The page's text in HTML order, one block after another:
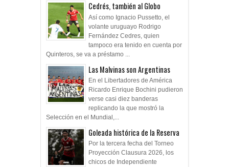
Cedrés, también al Globo
Así como Ignacio Pussetto, el
volante uruguayo Rodrigo
Fernández Cedres, quien
tampoco era tenido en cuenta por
Quinteros, se va a préstamo ...
Las Malvinas son Argentinas
En el Libertadores de América
Ricardo Enrique Bochini pudieron
verse casi diez banderas
replicando la que mostró la
Selección en el Mundial,...
Goleada histórica de la Reserva
Por la tercera fecha del Torneo
Proyección Clausura 2026, los
chicos de Independiente